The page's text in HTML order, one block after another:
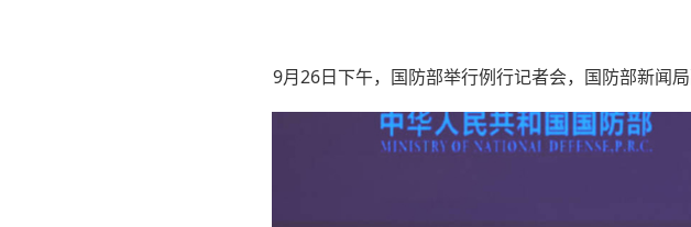
9月26日下午，国防部举行例行记者会，国防部新闻